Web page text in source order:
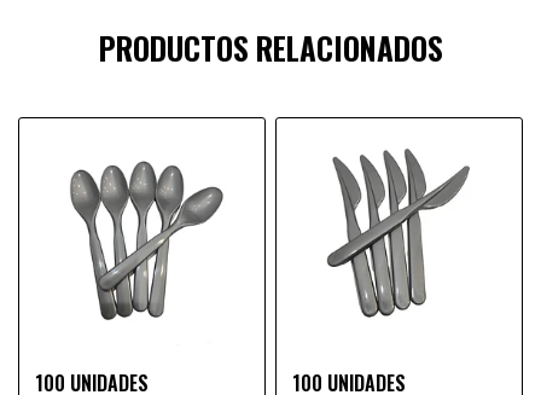
PRODUCTOS RELACIONADOS
100 UNIDADES 100 UNIDADES